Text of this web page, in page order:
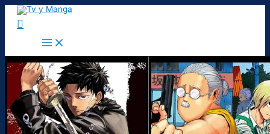
Ir
contenido
Buscar